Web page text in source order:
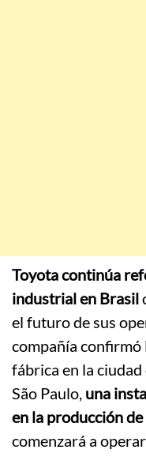
Toyota continúa
industrial en Brasil
el futuro de sus
compañía confirmó
fábrica en la ciudad
São Paulo, una
en la producción
comenzará a